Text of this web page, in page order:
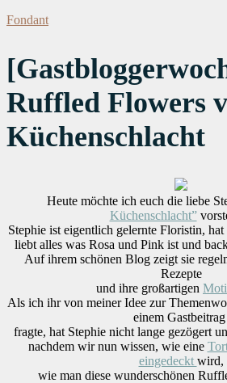
Fondant
Ruffled Flowers
Küchenschlacht
Heute möchte ich euch die liebe
Küchenschlacht”
Stephie ist eigentlich gelernte Floristin, hat
liebt alles was Rosa und Pink ist und
Auf ihrem schönen Blog zeigt sie
Rezepte
und ihre großartigen
Als ich ihr von meiner Idee zur
einem Gastbeitrag
fragte, hat Stephie nicht lange gezögert
nachdem wir nun wissen, wie eine
eingedeckt wird,
wie man diese wunderschönen